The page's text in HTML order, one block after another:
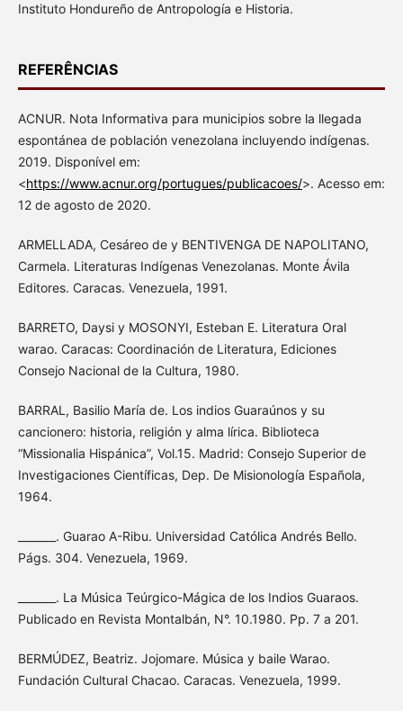
Instituto Hondureño de Antropología e Historia.
REFERÊNCIAS
ACNUR. Nota Informativa para municipios sobre la llegada
espontánea de población venezolana incluyendo indígenas.
2019. Disponível em:
<https://www.acnur.org/portugues/publicacoes/>. Acesso em:
12 de agosto de 2020.
ARMELLADA, Cesáreo de y BENTIVENGA DE NAPOLITANO,
Carmela. Literaturas Indígenas Venezolanas. Monte Ávila
Editores. Caracas. Venezuela, 1991.
BARRETO, Daysi y MOSONYI, Esteban E. Literatura Oral
warao. Caracas: Coordinación de Literatura, Ediciones
Consejo Nacional de la Cultura, 1980.
BARRAL, Basilio María de. Los indios Guaraúnos y su
cancionero: historia, religión y alma lírica. Biblioteca
“Missionalia Hispánica”, Vol.15. Madrid: Consejo Superior de
Investigaciones Científicas, Dep. De Misionología Española,
1964.
_______. Guarao A-Ribu. Universidad Católica Andrés Bello.
Págs. 304. Venezuela, 1969.
_______. La Música Teúrgico-Mágica de los Indios Guaraos.
Publicado en Revista Montalbán, N°. 10.1980. Pp. 7 a 201.
BERMÚDEZ, Beatriz. Jojomare. Música y baile Warao.
Fundación Cultural Chacao. Caracas. Venezuela, 1999.